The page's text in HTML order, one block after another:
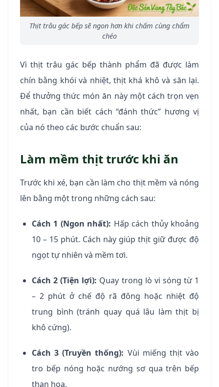
Thịt trâu gác bếp sẽ ngon hơn khi chấm cùng chẩm
chéo
Vì thịt trâu gác bếp thành phẩm đã được làm
chín bằng khói và nhiệt, thịt khá khô và săn lại.
Để thưởng thức món ăn này một cách trọn vẹn
nhất, bạn cần biết cách “đánh thức” hương vị
của nó theo các bước chuẩn sau:
Làm mềm thịt trước khi ăn
Trước khi xé, bạn cần làm cho thịt mềm và nóng
lên bằng một trong những cách sau:
Cách 1 (Ngon nhất): Hấp cách thủy khoảng
10 – 15 phút. Cách này giúp thịt giữ được độ
ngọt tự nhiên và mềm tơi.
Cách 2 (Tiện lợi): Quay trong lò vi sóng từ 1
– 2 phút ở chế độ rã đông hoặc nhiệt độ
trung bình (tránh quay quá lâu làm thịt bị
khô cứng).
Cách 3 (Truyền thống): Vùi miếng thịt vào
tro bếp nóng hoặc nướng sơ qua trên bếp
than hoa.